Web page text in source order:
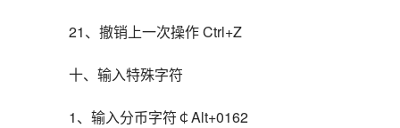
21、撤销上一次操作 Ctrl+Z
十、输入特殊字符
1、输入分币字符￠Alt+0162